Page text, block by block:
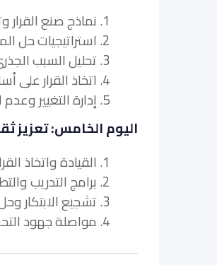
1. نماذج صنع القرار وتقنيات تحسين العملية
2. استراتيجيات حل المشكلات والتفكير النقدي في التدقيق وتحسين عملية الامتثال
3. تحليل السبب الجذري وتطبيقه في تحسين العملية
4. اتخاذ القرار على أساس البيانات في التدقيق وتحسين عملية الامتثال
5. إدارة التغيير وعدم اليقين في مبادرات تحسين العملية
اليوم الخامس: تعزيز
1. القيادة واتخاذ القرار في دفع التحسين المستمر في عمليات التدقيق والامتثال
2. برامج التدريب والتطوير من أجل التحسين المستمر
3. تشجيع الابتكار وحل المشكلات الإبداعي في عمليات التدقيق والامتثال
4. مواصلة جهود التحسين المستمر في المراجعة.